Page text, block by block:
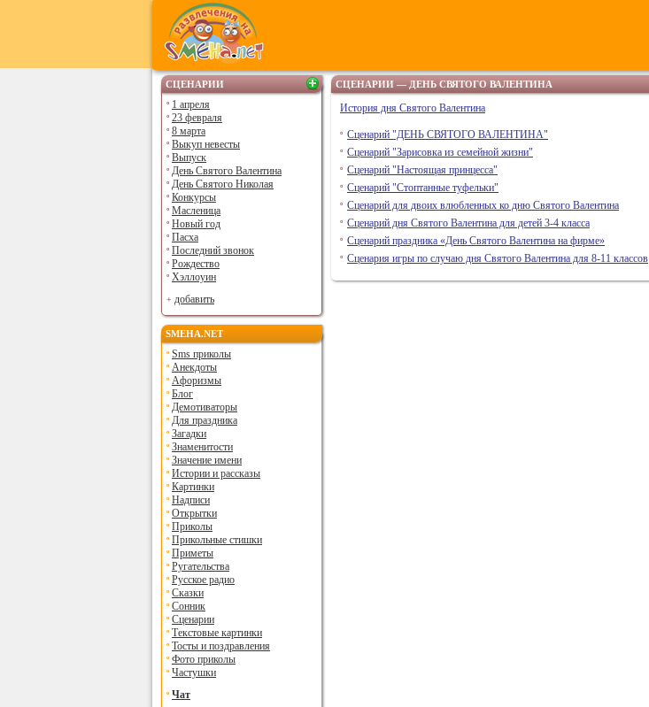
СЦЕНАРИИ
1 апреля
23 февраля
8 марта
Выкуп невесты
Выпуск
День Святого Валентина
День Святого Николая
Конкурсы
Масленица
Новый год
Пасха
Последний звонок
Рождество
Хэллоуин
добавить
SMEHA.NET
Sms приколы
Анекдоты
Афоризмы
Блог
Демотиваторы
Для праздника
Загадки
Знаменитости
Значение имени
Истории и рассказы
Картинки
Надписи
Открытки
Приколы
Прикольные стишки
Приметы
Ругательства
Русское радио
Сказки
Сонник
Сценарии
Текстовые картинки
Тосты и поздравления
Фото приколы
Частушки
Чат
СЦЕНАРИИ — ДЕНЬ СВЯТОГО ВАЛЕНТИНА
История дня Святого Валентина
Сценарий "ДЕНЬ СВЯТОГО ВАЛЕНТИНА"
Сценарий "Зарисовка из семейной жизни"
Сценарий "Настоящая принцесса"
Сценарий "Стоптанные туфельки"
Сценарий для двоих влюбленных ко дню Святого Валентина
Сценарий дня Святого Валентина для детей 3-4 класса
Сценарий праздника «День Святого Валентина на фирме»
Сценария игры по случаю дня Святого Валентина для 8-11 классов